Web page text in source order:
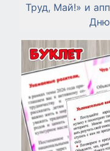
Труд, Май!» и
Дню